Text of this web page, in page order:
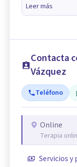
Leer más
Contacta
Vázquez
Teléfono
Online
Terapia
Servicios y